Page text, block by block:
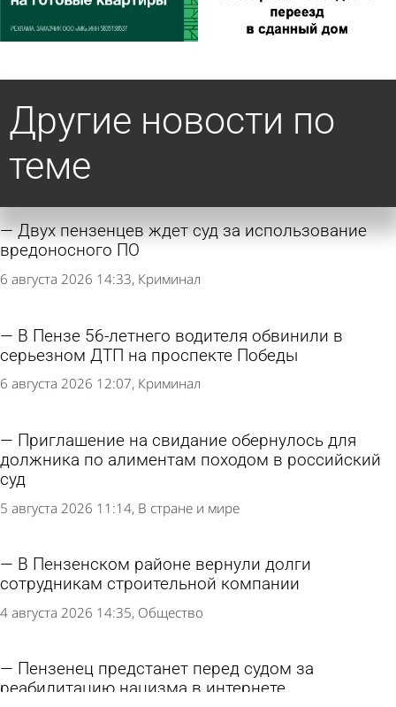
Другие новости по
теме
Двух пензенцев ждет суд за использование
вредоносного ПО
6 августа 2026 14:33 Криминал
В Пензе 56-летнего водителя обвинили в
серьезном ДТП на проспекте Победы
6 августа 2026 12:07 Криминал
Приглашение на свидание обернулось для
должника по алиментам походом в российский
суд
5 августа 2026 11:14 В стране и мире
В Пензенском районе вернули долги
сотрудникам строительной компании
4 августа 2026 14:35 Общество
Пензенец предстанет перед судом за
реабилитацию нацизма в интернете